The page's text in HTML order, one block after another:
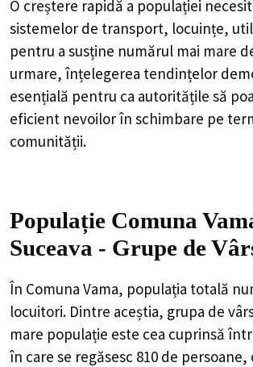
O creștere rapidă a populației
sistemelor de transport, locuințe,
pentru a susține numărul mai mare
urmare, înțelegerea tendințelor
esențială pentru ca autoritățile să
eficient nevoilor în schimbare pe
comunității.
Populație Comuna
Suceava - Grupe de
În Comuna Vama, populația totală
locuitori. Dintre aceștia, grupa de
mare populație este cea cuprinsă
în care se regăsesc 810 de persoane,